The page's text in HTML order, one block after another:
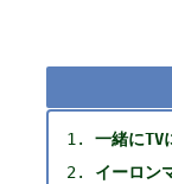
一緒にTV
イーロン